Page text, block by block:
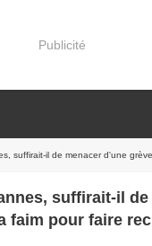
Publicité
il de menacer d'une grève de la faim pour
suffirait-il de
faim pour faire